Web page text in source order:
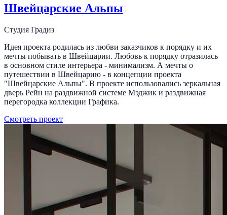
Швейцарские Альпы
Студия Градиз
Идея проекта родилась из любви заказчиков к порядку и их
мечты побывать в Швейцарии. Любовь к порядку отразилась
в основном стиле интерьера - минимализм. А мечты о
путешествии в Швейцарию - в концепции проекта
"Швейцарские Альпы". В проекте использовались зеркальная
дверь Рейн на раздвижной системе Мэджик и раздвижная
перегородка коллекции Графика.
Смотреть проект